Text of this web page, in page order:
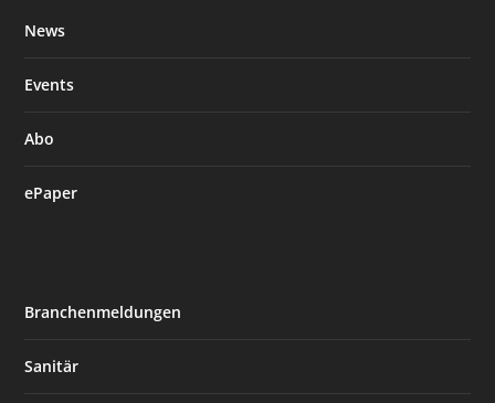
News
Events
Abo
ePaper
Branchenmeldungen
Sanitär